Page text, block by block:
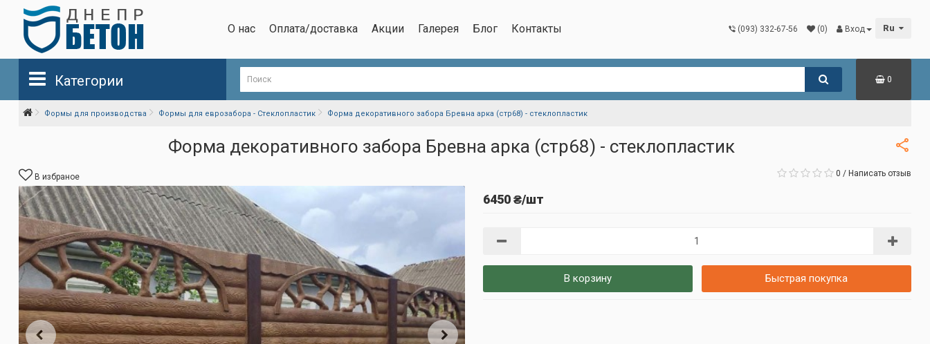
О нас Оплата/доставка Акции Галерея Блог Контакты (093) 332-67-56 (0) Вход Ru
Категории 0
Формы для производства Формы для еврозабора - Стеклопластик Форма декоративного забора Бревна арка (стр68) - стеклопластик
Форма декоративного забора Бревна арка (стр68) - стеклопластик
В избраное 0 / Написать отзыв
6450 ₴/шт
В корзину Быстрая покупка